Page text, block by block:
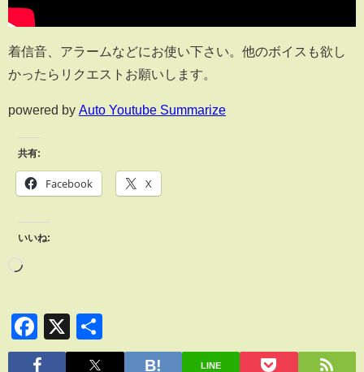
着信音、アラームなどにお使い下さい。他のボイスも欲し
かったらリクエストお願いします。
powered by Auto Youtube Summarize
共有:
Facebook X
いいね:
Facebook
X
有
LINE